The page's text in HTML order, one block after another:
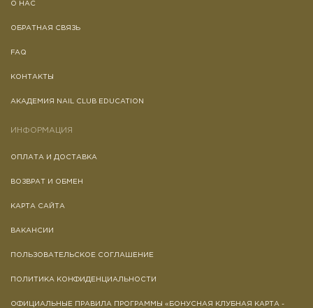
О НАС
ОБРАТНАЯ СВЯЗЬ
FAQ
КОНТАКТЫ
АКАДЕМИЯ NAIL CLUB EDUCATION
ИНФОРМАЦИЯ
ОПЛАТА И ДОСТАВКА
ВОЗВРАТ И ОБМЕН
КАРТА САЙТА
ВАКАНСИИ
ПОЛЬЗОВАТЕЛЬСКОЕ СОГЛАШЕНИЕ
ПОЛИТИКА КОНФИДЕНЦИАЛЬНОСТИ
ОФИЦИАЛЬНЫЕ ПРАВИЛА ПРОГРАММЫ «БОНУСНАЯ КЛУБНАЯ КАРТА -